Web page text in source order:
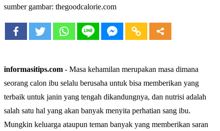
sumber gambar: thegoodcalorie.com
informasitips.com - Masa kehamilan merupakan masa dimana
seorang calon ibu selalu berusaha untuk bisa memberikan yang
terbaik untuk janin yang tengah dikandungnya, dan nutrisi adalah
salah satu hal yang akan banyak menyita perhatian sang ibu.
Mungkin keluarga ataupun teman banyak yang memberikan saran